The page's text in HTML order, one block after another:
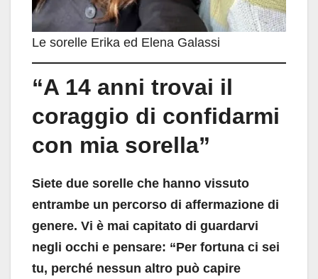
Le sorelle Erika ed Elena Galassi
“A 14 anni trovai il
coraggio di confidarmi
con mia sorella”
Siete due sorelle che hanno vissuto
entrambe un percorso di affermazione di
genere. Vi è mai capitato di guardarvi
negli occhi e pensare: “Per fortuna ci sei
tu, perché nessun altro può capire